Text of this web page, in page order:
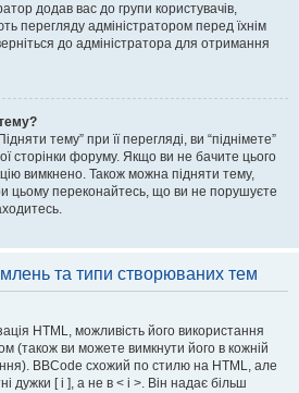
додав вас до групи користувачів,
перегляду адміністратором перед їхнім
до адміністратора для отримання
тему” при її перегляді, ви “піднімете”
сторінки форуму. Якщо ви не бачите цього
вимкнено. Також можна підняти тему,
цьому переконайтесь, що ви не порушуєте
та типи створюваних тем
HTML, можливість його використання
(також ви можете вимкнути його в кожній
BBCode схожий по стилю на HTML, але
дужки [ і ], а не в < і >. Він надає більш